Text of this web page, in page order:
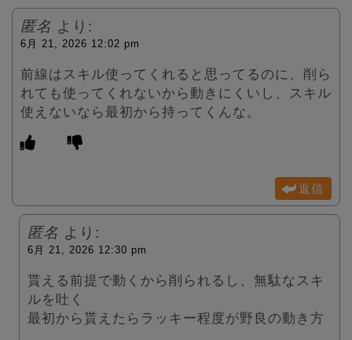
匿名 より:
6月 21, 2026 12:02 pm
前線はスキル使ってくれると思ってるのに、削ら
れても使ってくれないから動きにくいし、スキル
使えないなら最初から持ってくんな。
返信
匿名 より:
6月 21, 2026 12:30 pm
貰える前提で動くから削られるし、無駄なスキ
ルを吐く
最初から貰えたらラッキー程度が野良の動き方